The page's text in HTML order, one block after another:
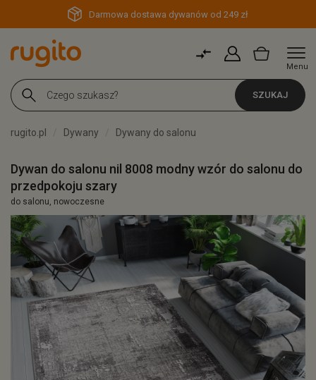
Darmowa dostawa dywanów od 249 zł
Menu
SZUKAJ
rugito.pl Dywany Dywany do salonu
Dywan do salonu nil 8008 modny wzór do salonu do
przedpokoju szary
do salonu, nowoczesne